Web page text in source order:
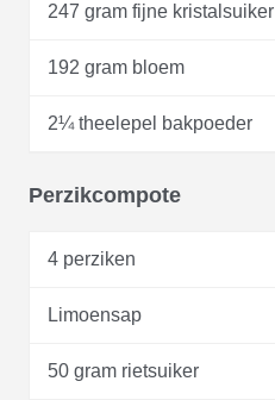
247 gram fijne kristalsuiker
192 gram bloem
2¼ theelepel bakpoeder
Perzikcompote
4 perziken
Limoensap
50 gram rietsuiker